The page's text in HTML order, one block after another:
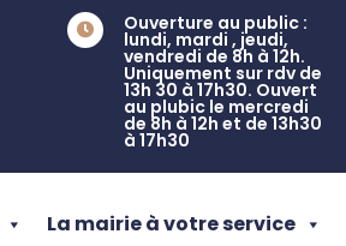
 Ouverture au public :
lundi, mardi , jeudi,
vendredi de 8h à 12h.
Uniquement sur rdv de
13h 30 à 17h30. Ouvert
au plubic le mercredi
de 8h à 12h et de 13h30
à 17h30
La mairie à votre service